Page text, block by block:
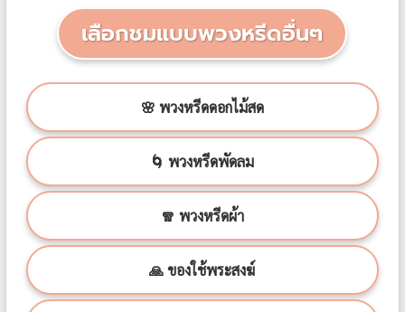
เลือกชมแบบพวงหรีดอื่นๆ
🌸 พวงหรีดดอกไม้สด
🌀 พวงหรีดพัดลม
🧣 พวงหรีดผ้า
🙏 ของใช้พระสงฆ์